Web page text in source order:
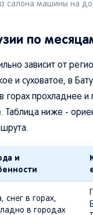
салона машины на
по
зависит от
и суховатое, в
горах прохладнее и
Таблица ниже -
и
снег в горах,
в городах